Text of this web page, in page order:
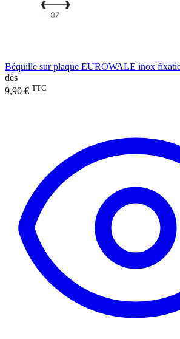
Béquille sur plaque EUROWALE inox
dès
9,90 € TTC